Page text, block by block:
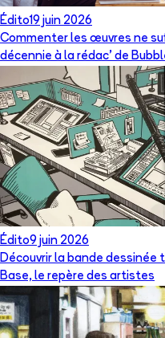
Édito19 juin 2026
Commenter les œuvres ne
décennie à la rédac’ de
Édito9 juin 2026
Découvrir la bande dessinée
Base, le repère des artistes